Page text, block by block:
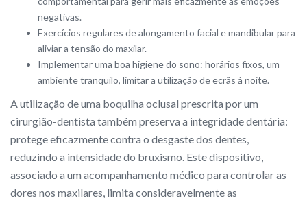
negativas.
Exercícios regulares de alongamento facial e mandibular para
aliviar a tensão do maxilar.
Implementar uma boa higiene do sono: horários fixos, um
ambiente tranquilo, limitar a utilização de ecrãs à noite.
A utilização de uma boquilha oclusal prescrita por um
cirurgião-dentista também preserva a integridade dentária:
protege eficazmente contra o desgaste dos dentes,
reduzindo a intensidade do bruxismo. Este dispositivo,
associado a um acompanhamento médico para controlar as
dores nos maxilares, limita consideravelmente as